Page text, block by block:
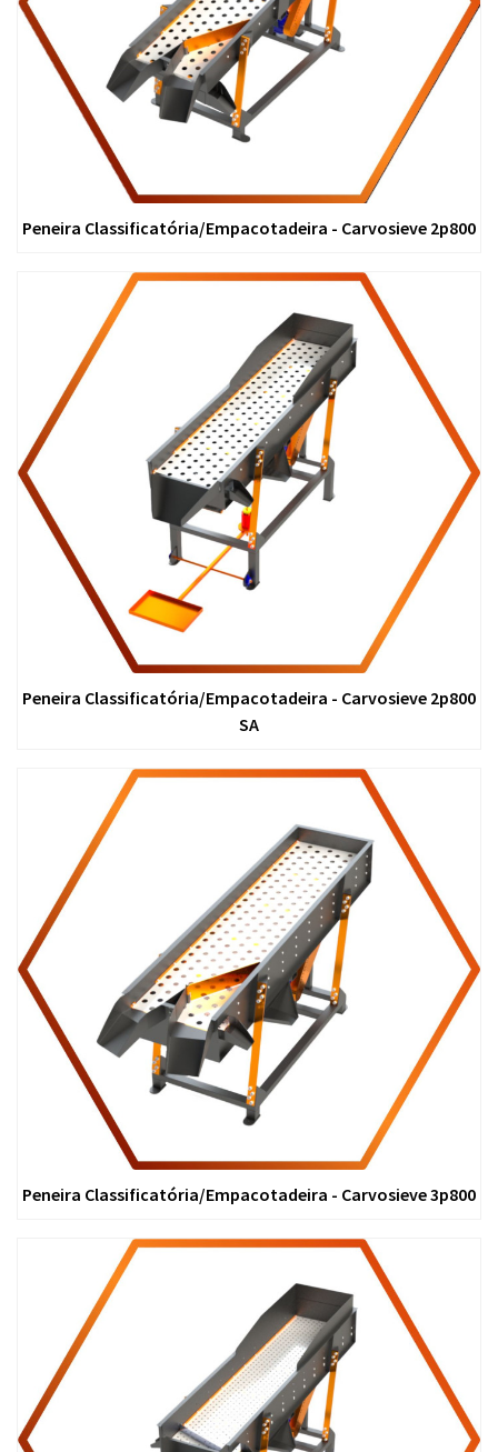
Peneira Classificatória/Empacotadeira - Carvosieve 2p800
Peneira Classificatória/Empacotadeira - Carvosieve 2p800
SA
Peneira Classificatória/Empacotadeira - Carvosieve 3p800